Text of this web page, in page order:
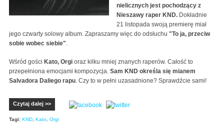
nielicznych jest pochodzący z
Nieszawy raper KND. Dokładnie
21 listopada swoją premierę miał
jego czwarty solowy album. Zapraszamy więc do odsłuchu "To ja, przeciw
sobie wobec siebie"
Wśród gości Kato, Orgi oraz kilku mniej znanych raperów. Całość to
przepełniona emocjami kompozycja. Sam KND określa się mianem
Salvadora Daliego rapu . Czy to w pełni uzasadnione? Sprawdźcie sami!
Czytaj dalej >>
Tagi: KND Kato Orgi